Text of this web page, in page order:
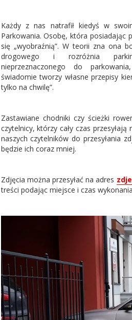
Każdy z nas natrafił kiedyś w
Parkowania. Osobę, która posiadając
się „wyobraźnią”. W teorii zna ona
drogowego i rozróżnia
nieprzeznaczonego do
świadomie tworzy własne przepisy
tylko na chwilę”.
Zastawiane chodniki czy ścieżki
czytelnicy, którzy cały czas
naszych czytelników do przesyłania
będzie ich coraz mniej.
Zdjęcia można przesyłać na adres
treści podając miejsce i czas